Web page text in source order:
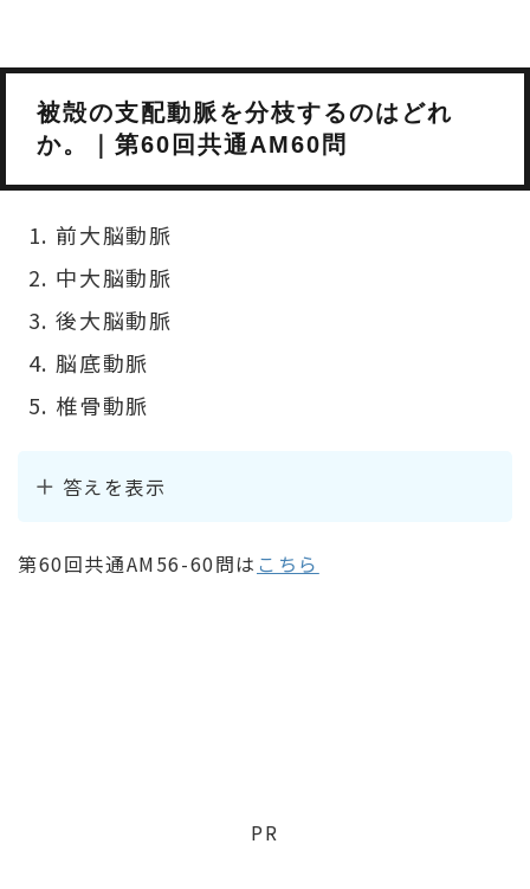
被殻の支配動脈を分枝するのはどれ
か。｜第60回共通AM60問
前大脳動脈
中大脳動脈
後大脳動脈
脳底動脈
椎骨動脈
答えを表示
第60回共通AM56-60問は こちら
PR